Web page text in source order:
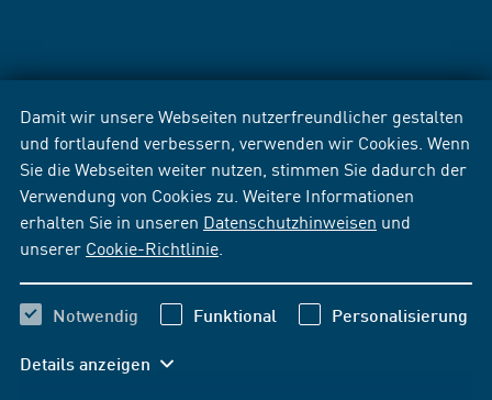
Damit wir unsere Webseiten nutzerfreundlicher gestalten
und fortlaufend verbessern, verwenden wir Cookies. Wenn
Sie die Webseiten weiter nutzen, stimmen Sie dadurch der
Verwendung von Cookies zu. Weitere Informationen
erhalten Sie in unseren Datenschutzhinweisen und
unserer Cookie-Richtlinie
Notwendig Funktional Personalisierung
Details anzeigen